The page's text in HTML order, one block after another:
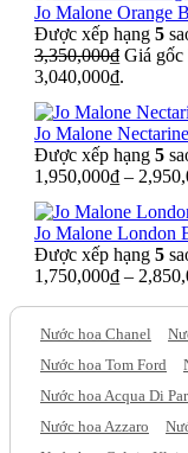
Jo Malone Orange
Được xếp hạng 5
3,350,000₫ Giá gốc
3,040,000₫.
Jo Malone
Được xếp hạng 5
1,950,000₫ –
Jo Malone London
Được xếp hạng 5
1,750,000₫ –
Nước hoa Chanel
Nước hoa Tom Ford
Nước hoa Acqua Di
Nước hoa Azzaro